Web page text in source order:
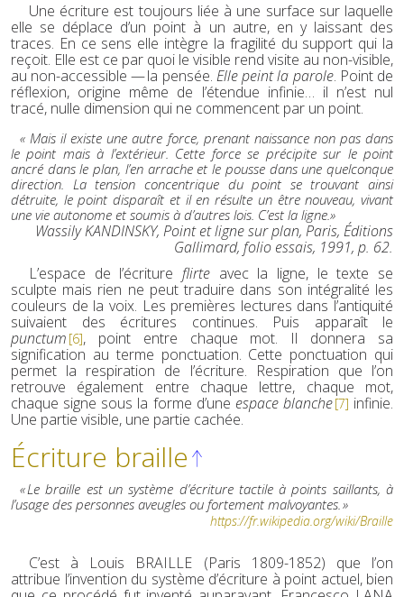
Une écriture est toujours liée à une surface sur laquelle
elle se déplace d’un point à un autre, en y laissant des
traces. En ce sens elle intègre la fragilité du support qui la
reçoit. Elle est ce par quoi le visible rend visite au non-visible,
au non-accessible — la pensée. Elle peint la parole. Point de
réflexion, origine même de l’étendue infinie… il n’est nul
tracé, nulle dimension qui ne commencent par un point.
« Mais il existe une autre force, prenant naissance non pas dans
le point mais à l’extérieur. Cette force se précipite sur le point
ancré dans le plan, l’en arrache et le pousse dans une quelconque
direction. La tension concentrique du point se trouvant ainsi
détruite, le point disparaît et il en résulte un être nouveau, vivant
une vie autonome et soumis à d’autres lois. C’est la ligne.»
Wassily KANDINSKY, Point et ligne sur plan, Paris, Éditions
Gallimard, folio essais, 1991, p. 62.
L’espace de l’écriture flirte avec la ligne, le texte se
sculpte mais rien ne peut traduire dans son intégralité les
couleurs de la voix. Les premières lectures dans l’antiquité
suivaient des écritures continues. Puis apparaît le
punctum [6], point entre chaque mot. Il donnera sa
signification au terme ponctuation. Cette ponctuation qui
permet la respiration de l’écriture. Respiration que l’on
retrouve également entre chaque lettre, chaque mot,
chaque signe sous la forme d’une espace blanche[7] infinie.
Une partie visible, une partie cachée.
Écriture braille
« Le braille est un système d’écriture tactile à points saillants, à
l’usage des personnes aveugles ou fortement malvoyantes. »
https://fr.wikipedia.org/wiki/Braille
C’est à Louis BRAILLE (Paris 1809-1852) que l’on
attribue l’invention du système d’écriture à point actuel, bien